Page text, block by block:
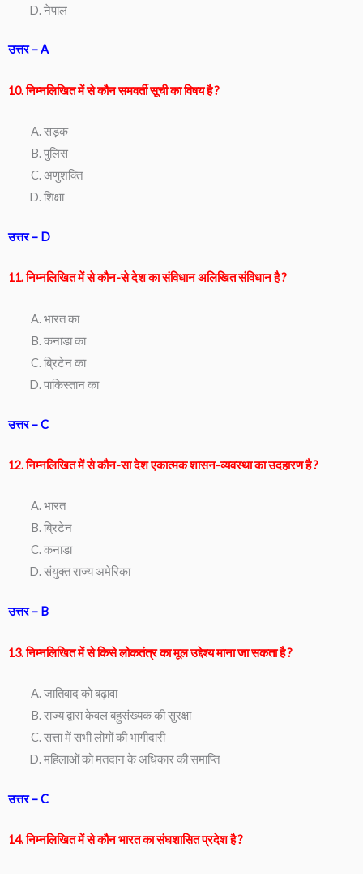
नेपाल
उत्तर – A
10. निम्नलिखित में से कौन समवर्ती सूची का विषय है ?
सड़क
पुलिस
अणुशक्ति
शिक्षा
उत्तर – D
11. निम्नलिखित में से कौन-से देश का संविधान अलिखित संविधान है ?
भारत का
कनाडा का
ब्रिटेन का
पाकिस्तान का
उत्तर – C
12. निम्नलिखित में से कौन-सा देश एकात्मक शासन-व्यवस्था का उदहारण है ?
भारत
ब्रिटेन
कनाडा
संयुक्त राज्य अमेरिका
उत्तर – B
13. निम्नलिखित में से किसे लोकतंत्र का मूल उद्देश्य माना जा सकता है ?
जातिवाद को बढ़ावा
राज्य द्वारा केवल बहुसंख्यक की सुरक्षा
सत्ता में सभी लोगों की भागीदारी
महिलाओं को मतदान के अधिकार की समाप्ति
उत्तर – C
14. निम्नलिखित में से कौन भारत का संघशासित प्रदेश है ?